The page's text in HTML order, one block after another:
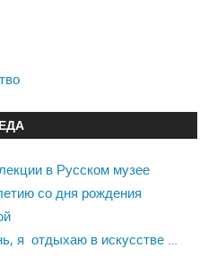
в Русском музее
со дня рождения
я отдыхаю в искусстве …